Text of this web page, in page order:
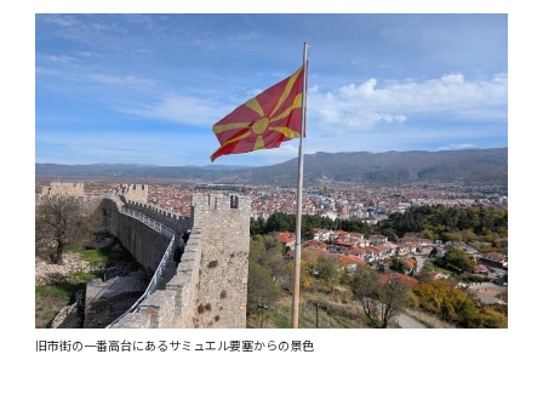
旧市街の一番高台にあるサミュエル要塞からの景色